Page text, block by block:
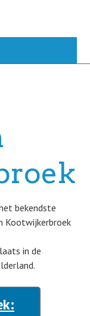
bekendste
Kootwijkerbroek
in de